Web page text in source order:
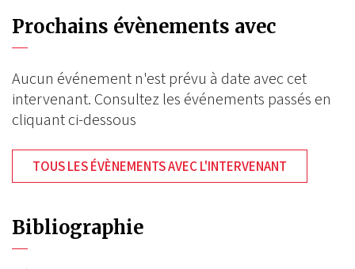
Prochains évènements avec
Aucun événement n'est prévu à date avec cet
intervenant. Consultez les événements passés en
cliquant ci-dessous
TOUS LES ÉVÈNEMENTS AVEC L'INTERVENANT
Bibliographie